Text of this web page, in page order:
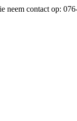
neem contact op: